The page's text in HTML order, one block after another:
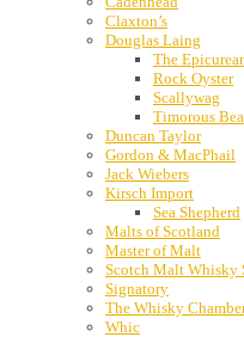
Claxton’s
Douglas Laing
The
Rock Oyster
Scallywag
Timorous
Duncan Taylor
Gordon & MacPhail
Jack Wiebers
Kirsch Import
Sea Shepherd
Malts of Scotland
Master of Malt
Scotch Malt Whisky
Signatory
The Whisky
Whic